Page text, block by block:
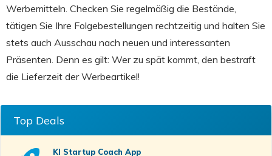
Werbemitteln. Checken Sie regelmäßig die Bestände,
tätigen Sie Ihre Folgebestellungen rechtzeitig und halten Sie
stets auch Ausschau nach neuen und interessanten
Präsenten. Denn es gilt: Wer zu spät kommt, den bestraft
die Lieferzeit der Werbeartikel!
Top Deals
KI Startup Coach App